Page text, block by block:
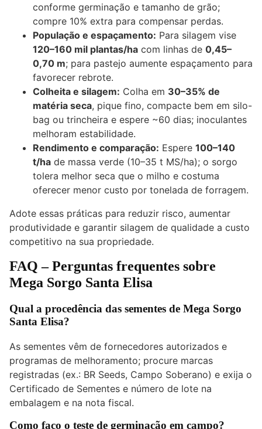
conforme germinação e tamanho de grão;
compre 10% extra para compensar perdas.
População e espaçamento: Para silagem vise
120–160 mil plantas/ha com linhas de 0,45–
0,70 m; para pastejo aumente espaçamento para
favorecer rebrote.
Colheita e silagem: Colha em 30–35% de
matéria seca, pique fino, compacte bem em silo-
bag ou trincheira e espere ~60 dias; inoculantes
melhoram estabilidade.
Rendimento e comparação: Espere 100–140
t/ha de massa verde (10–35 t MS/ha); o sorgo
tolera melhor seca que o milho e costuma
oferecer menor custo por tonelada de forragem.
Adote essas práticas para reduzir risco, aumentar
produtividade e garantir silagem de qualidade a custo
competitivo na sua propriedade.
FAQ – Perguntas frequentes sobre
Mega Sorgo Santa Elisa
Qual a procedência das sementes de Mega Sorgo
Santa Elisa?
As sementes vêm de fornecedores autorizados e
programas de melhoramento; procure marcas
registradas (ex.: BR Seeds, Campo Soberano) e exija o
Certificado de Sementes e número de lote na
embalagem e na nota fiscal.
Como faço o teste de germinação em campo?